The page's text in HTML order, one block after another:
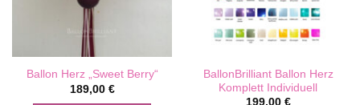
Ballon Herz „Sweet Berry“
189,00 €
BallonBrilliant Ballon Herz
Komplett Individuell
199,00 €